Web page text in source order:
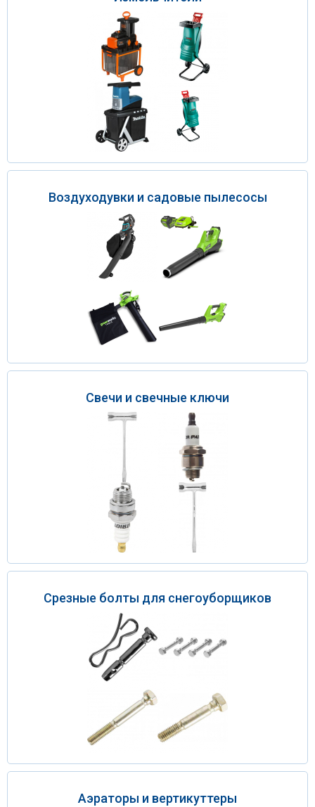
Воздуходувки и садовые пылесосы
Свечи и свечные ключи
Срезные болты для снегоуборщиков
Аэраторы и вертикуттеры